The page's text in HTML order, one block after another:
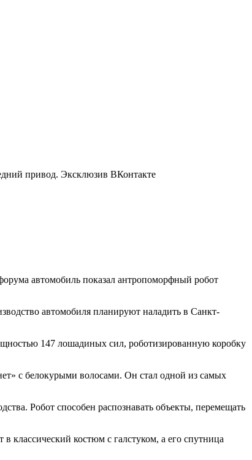
привод. Эксклюзив ВКонтакте
автомобиль показал антропоморфный робот
автомобиля планируют наладить в Санкт-
147 лошадиных сил, роботизированную коробку
с белокурыми волосами. Он стал одной из самых
Робот способен распознавать объекты, перемещать
классический костюм с галстуком, а его спутница